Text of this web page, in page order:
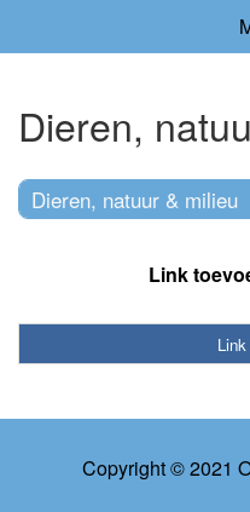
Dieren,
Dieren, natuur & milieu
Link
Copyright © 2021